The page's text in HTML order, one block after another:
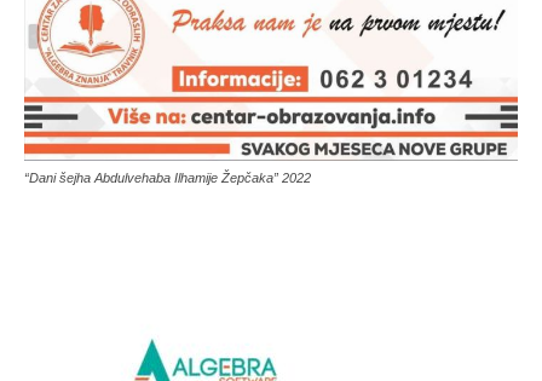
“Dani šejha Abdulvehaba Ilhamije Žepčaka” 2022